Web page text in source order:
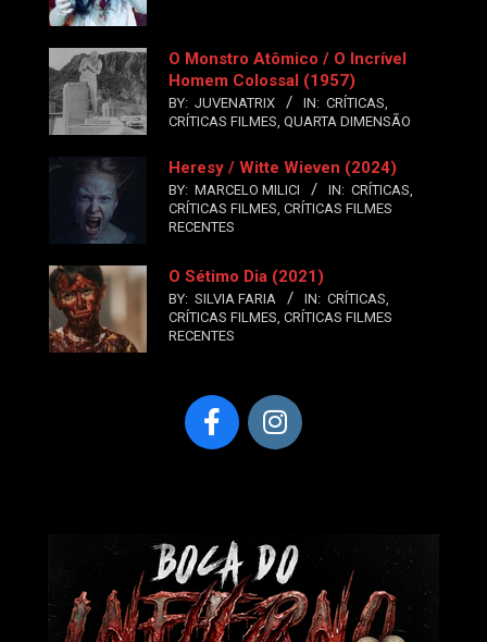
O Monstro Atômico / O Incrível
Homem Colossal (1957)
BY: JUVENATRIX IN: CRÍTICAS
CRÍTICAS FILMES QUARTA DIMENSÃO
Heresy / Witte Wieven (2024)
BY: MARCELO MILICI IN: CRÍTICAS
CRÍTICAS FILMES CRÍTICAS FILMES
RECENTES
O Sétimo Dia (2021)
BY: SILVIA FARIA IN: CRÍTICAS
CRÍTICAS FILMES CRÍTICAS FILMES
RECENTES